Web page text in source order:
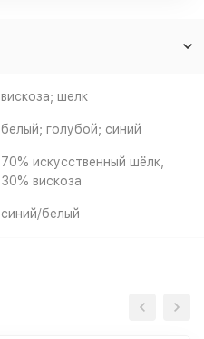
вискоза; шелк
белый; голубой; синий
70% искусственный шёлк,
30% вискоза
синий/белый